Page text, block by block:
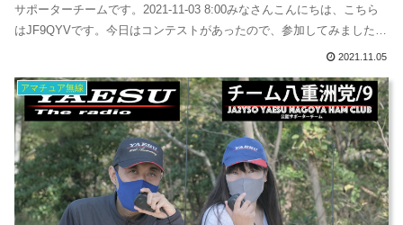
サポーターチームです。2021-11-03 8:00みなさんこんにちは、こちら
はJF9QYVです。今日はコンテストがあったので、参加してみました。
JARL北陸地方本部主催のコンテストJA9コンテスト HF 2021 電話部門
日 12：00...
2021.11.05
アマチュア無線